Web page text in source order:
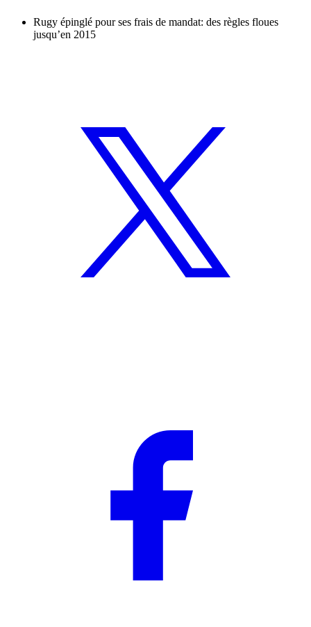
Rugy épinglé pour ses frais de mandat: des règles floues
jusqu’en 2015